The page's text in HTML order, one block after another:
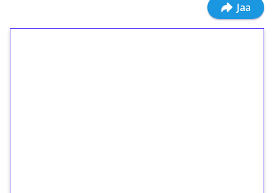
Jaa